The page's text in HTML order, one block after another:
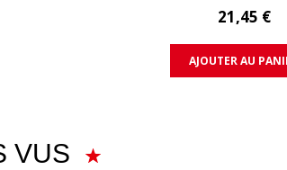
21,45 €
AJOUTER AU
VUS